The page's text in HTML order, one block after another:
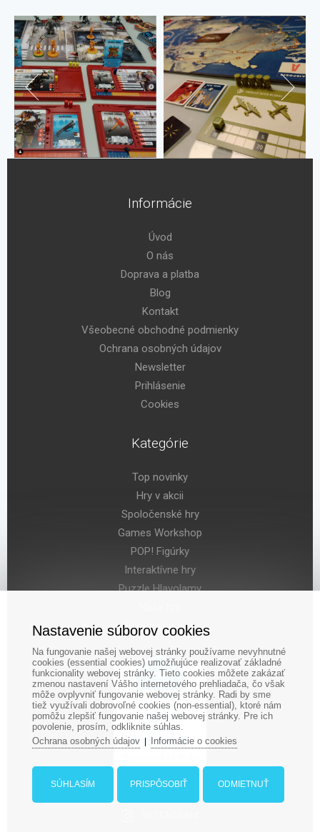
Informácie
Úvod
O nás
Doprava a platba
Blog
Kontakt
Všeobecné obchodné podmienky
Ochrana osobných údajov
Newsletter
Prihlásenie
Cookies
Kategórie
Top novinky
Hry v akcii
Spoločenské hry
Games Workshop
POP! Figúrky
Interaktívne hry
Puzzle Hlavolamy
Požičovňa hier
Nastavenie súborov cookies
Na fungovanie našej webovej stránky používame nevyhnutné
cookies (essential cookies) umožňujúce realizovať základné
funkcionality webovej stránky. Tieto cookies môžete zakázať
zmenou nastavení Vášho internetového prehliadača, čo však
môže ovplyvniť fungovanie webovej stránky. Radi by sme
tiež využívali dobrovoľné cookies (non-essential), ktoré nám
pomôžu zlepšiť fungovanie našej webovej stránky. Pre ich
povolenie, prosím, odkliknite súhlas.
Ochrana osobných údajov| Informácie o cookies
SÚHLASÍM PRISPÔSOBIŤ ODMIETNUŤ